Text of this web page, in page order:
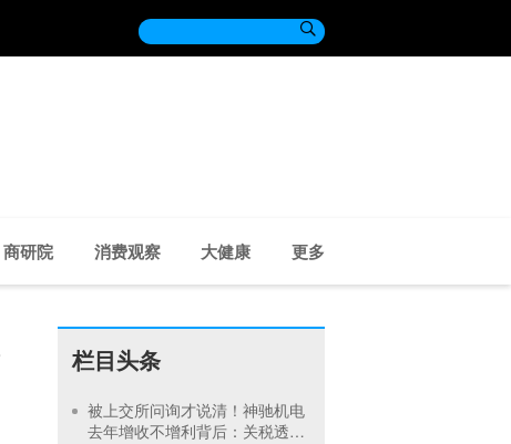

商研院 消费观察 大健康 更多
栏目头条
被上交所问询才说清！神驰机电
去年增收不增利背后：关税透支